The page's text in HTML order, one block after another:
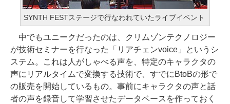
SYNTH FESTステージで行なわれていたライブイベント
中でもユニークだったのは、クリムゾンテクノロジー
が技術セミナーを行なった「リアチェンvoice」というシ
ステム。これは人がしゃべる声を、特定のキャラクタの
声にリアルタイムで変換する技術で、すでにBtoBの形で
の販売を開始しているもの。事前にキャラクタの声と話
者の声を録音して学習させたデータベースを作っておく